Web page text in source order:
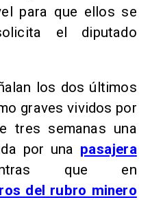
para que ellos se
el diputado
los dos últimos
graves vividos por
tres semanas una
por una pasajera
que en
del rubro minero